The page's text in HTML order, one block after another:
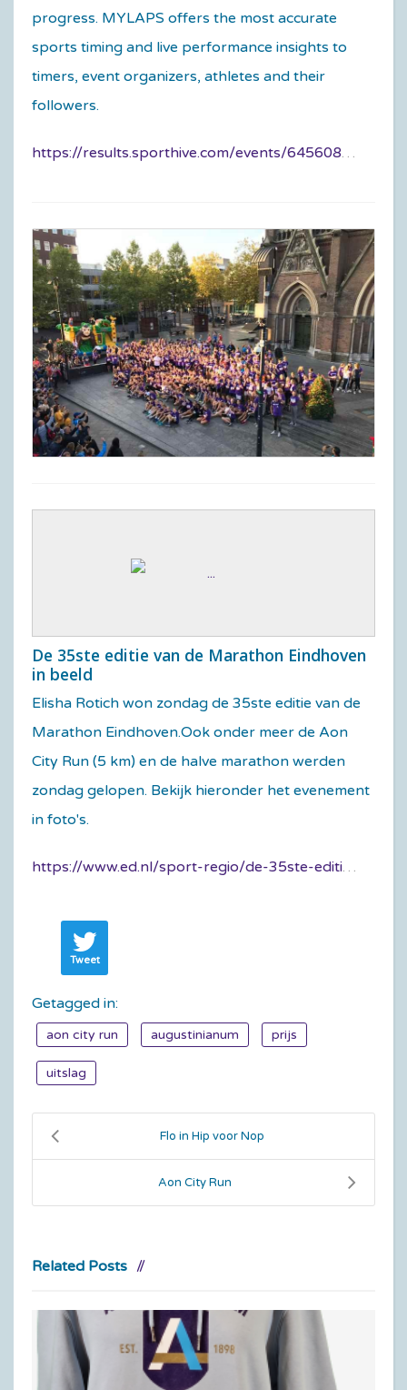
progress. MYLAPS offers the most accurate
sports timing and live performance insights to
timers, event organizers, athletes and their
followers.
https://results.sporthive.com/events/6456082268261875200/races/436648
De 35ste editie van de Marathon Eindhoven
in beeld
Elisha Rotich won zondag de 35ste editie van de
Marathon Eindhoven.Ook onder meer de Aon
City Run (5 km) en de halve marathon werden
zondag gelopen. Bekijk hieronder het evenement
in foto's.
https://www.ed.nl/sport-regio/de-35ste-editie-van-de-marathon-eindhoven-in-beeld~af0d51be/
Tweet
Getagged in:
aon city run augustinianum prijs
uitslag
Flo in Hip voor Nop
Aon City Run
Related Posts